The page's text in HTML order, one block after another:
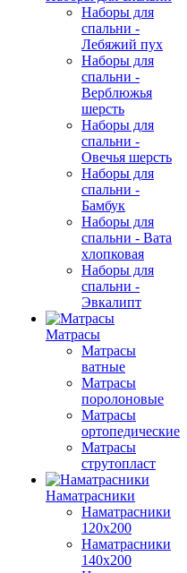
Наборы для
спальни -
Лебяжий пух
Наборы для
спальни -
Верблюжья
шерсть
Наборы для
спальни -
Овечья шерсть
Наборы для
спальни -
Бамбук
Наборы для
спальни - Вата
хлопковая
Наборы для
спальни -
Эвкалипт
Матрасы
Матрасы
ватные
Матрасы
поролоновые
Матрасы
ортопедические
Матрасы
струтопласт
Наматрасники
Наматрасники
120х200
Наматрасники
140х200